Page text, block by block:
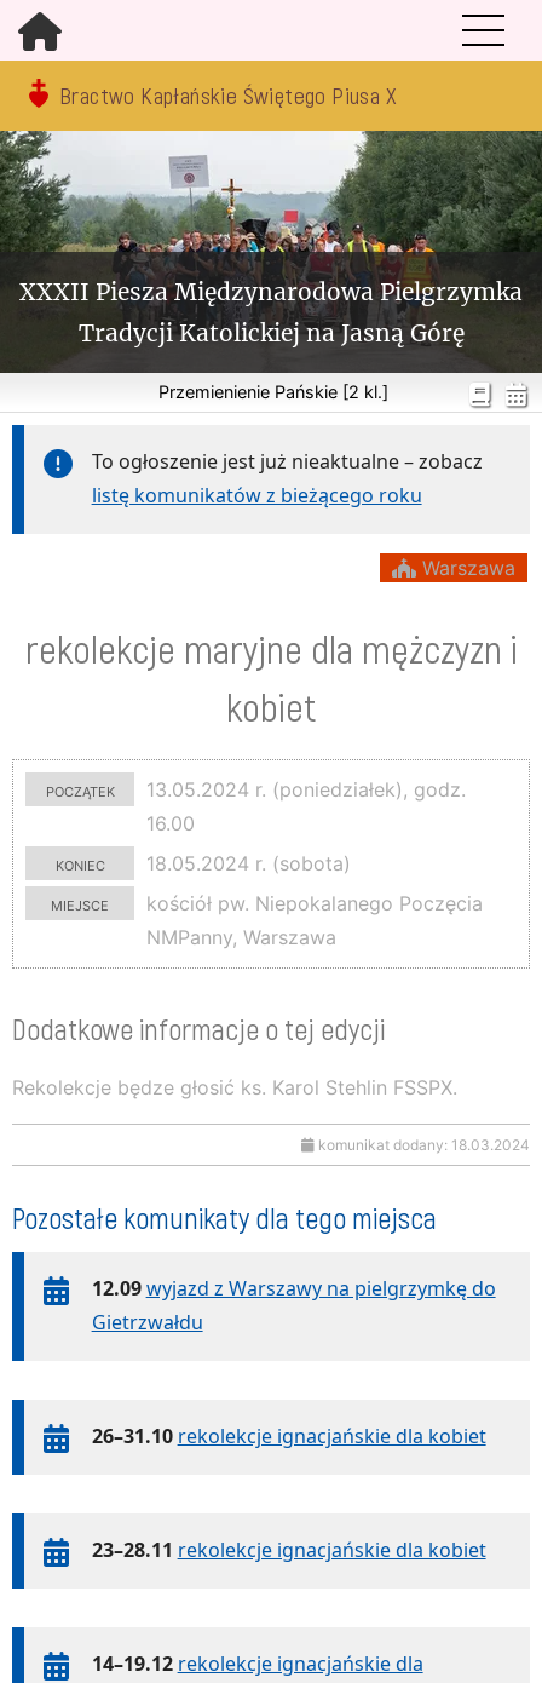
Bractwo Kapłańskie Świętego Piusa X
XXXII Piesza Międzynarodowa Pielgrzymka
Tradycji Katolickiej na Jasną Górę
Przemienienie Pańskie [2 kl.]
To ogłoszenie jest już nieaktualne – zobacz
listę komunikatów z bieżącego roku
Warszawa
rekolekcje maryjne dla mężczyzn i
kobiet
początek
13.05.2024 r. (poniedziałek), godz.
16.00
koniec
18.05.2024 r. (sobota)
miejsce
kościół pw. Niepokalanego Poczęcia
NMPanny, Warszawa
Dodatkowe informacje o tej edycji
Rekolekcje będze głosić ks. Karol Stehlin FSSPX.
komunikat dodany: 18.03.2024
Pozostałe komunikaty dla tego miejsca
12.09 wyjazd z Warszawy na pielgrzymkę do
Gietrzwałdu
26–31.10 rekolekcje ignacjańskie dla kobiet
23–28.11 rekolekcje ignacjańskie dla kobiet
14–19.12 rekolekcje ignacjańskie dla